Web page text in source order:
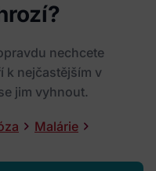
nechcete
k nejčastějším v
jim vyhnout.
Malárie